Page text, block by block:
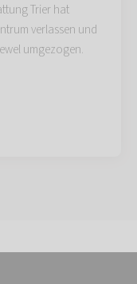
Trier hat
verlassen und
umgezogen.